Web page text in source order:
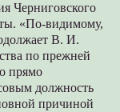
Черниговского
«По-видимому,
В. И.
по прежней
прямо
должность
причиной